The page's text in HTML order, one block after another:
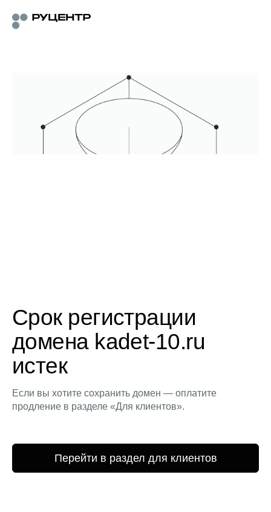
Срок регистрации
домена kadet-10.ru
истек
Если вы хотите сохранить домен — оплатите
продление в разделе «Для клиентов».
Перейти в раздел для клиентов